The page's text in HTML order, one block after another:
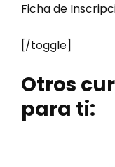
Ficha de
[/toggle]
Otros
para ti: